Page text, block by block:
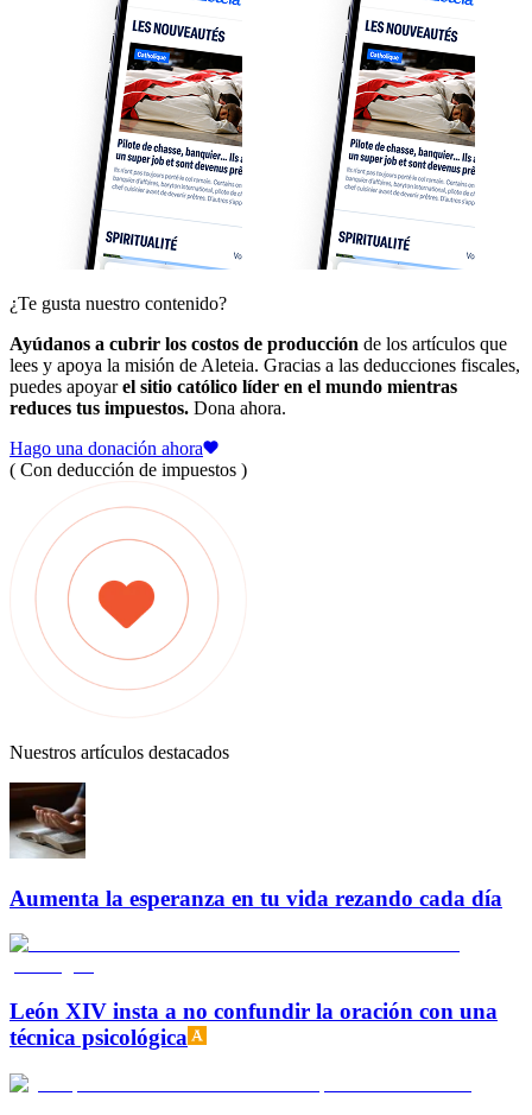
¿Te gusta nuestro contenido?
Ayúdanos a cubrir los costos de producción de los artículos que
lees y apoya la misión de Aleteia. Gracias a las deducciones fiscales,
puedes apoyarel sitio católico líder en el mundo mientras
reduces tus impuestos. Dona ahora.
Hago una donación ahora
( Con deducción de impuestos )
Nuestros artículos destacados
Aumenta la esperanza en tu vida rezando cada día
León XIV insta a no confundir la oración con una
técnica psicológica